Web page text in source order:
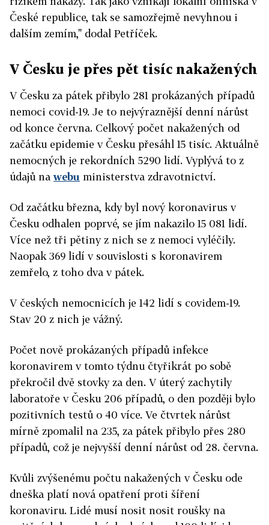
České republice, tak se samozřejmě nevyhnou i
dalším zemím," dodal Petříček.
V Česku je přes pět tisíc nakažených
V Česku za pátek přibylo 281 prokázaných případů
nemoci covid-19. Je to nejvýraznější denní nárůst
od konce června. Celkový počet nakažených od
začátku epidemie v Česku přesáhl 15 tisíc. Aktuálně
nemocných je rekordních 5290 lidí. Vyplývá to z
údajů nawebu ministerstva zdravotnictví.
Od začátku března, kdy byl nový koronavirus v
Česku odhalen poprvé, se jím nakazilo 15 081 lidí.
Více než tři pětiny z nich se z nemoci vyléčily.
Naopak 369 lidí v souvislosti s koronavirem
zemřelo, z toho dva v pátek.
V českých nemocnicích je 142 lidí s covidem-19.
Stav 20 z nich je vážný.
Počet nově prokázaných případů infekce
koronavirem v tomto týdnu čtyřikrát po sobě
překročil dvě stovky za den. V úterý zachytily
laboratoře v Česku 206 případů, o den později bylo
pozitivních testů o 40 více. Ve čtvrtek nárůst
mírně zpomalil na 235, za pátek přibylo přes 280
případů, což je nejvyšší denní nárůst od 28. června.
Kvůli zvýšenému počtu nakažených v Česku ode
dneška platí nová opatření proti šíření
koronaviru. Lidé musí nosit nosit roušky na